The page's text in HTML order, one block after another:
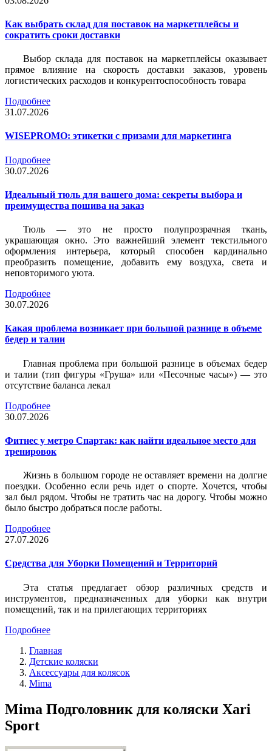
Как выбрать склад для поставок на маркетплейсы и
сократить сроки доставки
Выбор склада для поставок на маркетплейсы оказывает
прямое влияние на скорость доставки заказов, уровень
логистических расходов и конкурентоспособность товара
Подробнее
31.07.2026
WISEPROMO: этикетки с призами для маркетинга
Подробнее
30.07.2026
Идеальный тюль для вашего дома: секреты выбора и
преимущества пошива на заказ
Тюль — это не просто полупрозрачная ткань,
украшающая окно. Это важнейший элемент текстильного
оформления интерьера, который способен кардинально
преобразить помещение, добавить ему воздуха, света и
неповторимого уюта.
Подробнее
30.07.2026
Какая проблема возникает при большой разнице в объеме
бедер и талии
Главная проблема при большой разнице в объемах бедер
и талии (тип фигуры «Груша» или «Песочные часы») — это
отсутствие баланса лекал
Подробнее
30.07.2026
Фитнес у метро Спартак: как найти идеальное место для
тренировок
Жизнь в большом городе не оставляет времени на долгие
поездки. Особенно если речь идет о спорте. Хочется, чтобы
зал был рядом. Чтобы не тратить час на дорогу. Чтобы можно
было быстро добраться после работы.
Подробнее
27.07.2026
Средства для Уборки Помещений и Территорий
Эта статья предлагает обзор различных средств и
инструментов, предназначенных для уборки как внутри
помещений, так и на прилегающих территориях
Подробнее
Главная
Детские коляски
Аксессуары для колясок
Mima
Mima Подголовник для коляски Xari
Sport